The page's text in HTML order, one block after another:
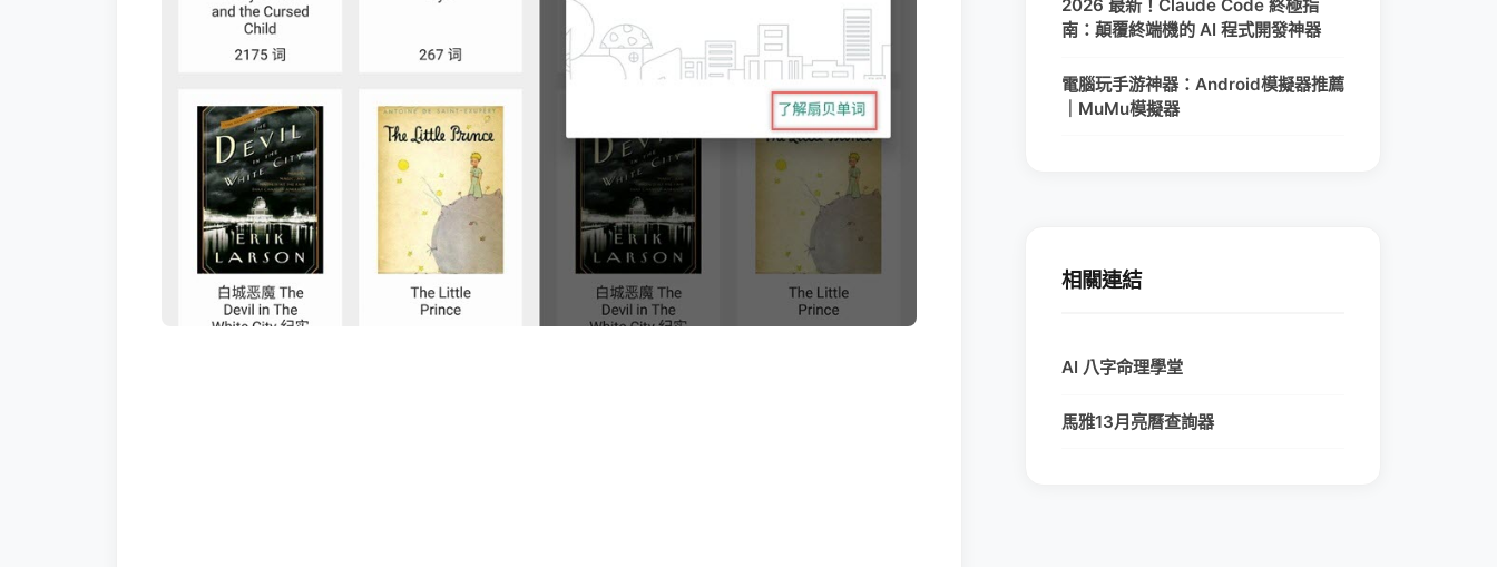
2026 最新！Claude Code 終極指
南：顛覆終端機的 AI 程式開發神器
電腦玩手游神器：Android模擬器推薦
｜MuMu模擬器
相關連結
AI 八字命理學堂
馬雅13月亮曆查詢器